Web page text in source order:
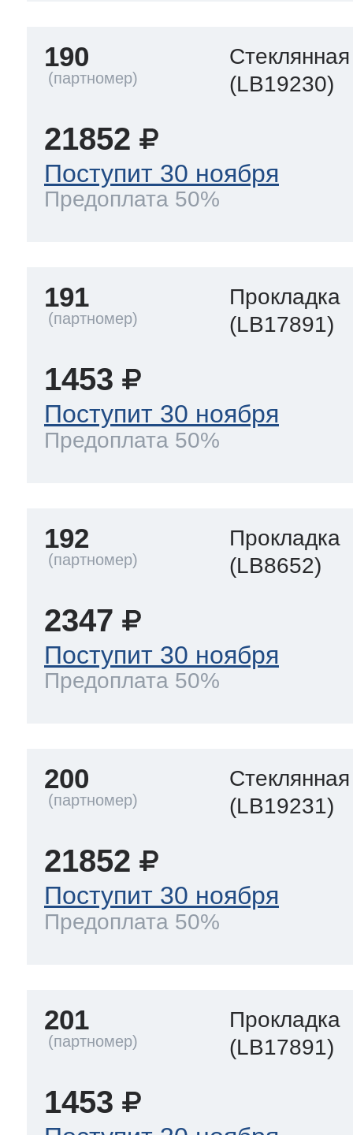
190
(LB19230)
21852
Поступит 30 ноября
Предоплата 50%
191
Прокладка
(LB17891)
1453
Поступит 30 ноября
Предоплата 50%
192
Прокладка
(LB8652)
2347
Поступит 30 ноября
Предоплата 50%
200
(LB19231)
21852
Поступит 30 ноября
Предоплата 50%
201
Прокладка
(LB17891)
1453